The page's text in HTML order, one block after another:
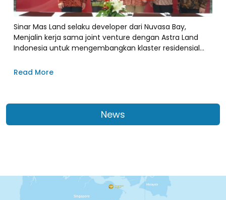
Sinar Mas Land selaku developer dari Nuvasa Bay,
Menjalin kerja sama joint venture dengan Astra Land
Indonesia untuk mengembangkan klaster residensial
Read More
News